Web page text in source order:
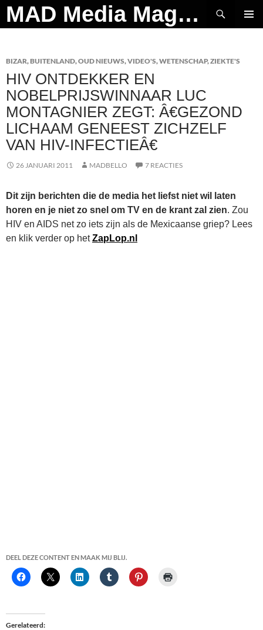
Ga
naar
MAD Media Magazine
Zoeken
BIZAR,BUITENLAND,OUD NIEUWS,VIDEO'S,WETENSCHAP,ZIEKTE'S
HIV ONTDEKKER EN
NOBELPRIJSWINNAAR LUC
MONTAGNIER ZEGT: Â€GEZOND
LICHAAM GENEEST ZICHZELF
VAN HIV-INFECTIEÂ€
26 JANUARI 2011 MADBELLO 7 REACTIES
Dit zijn berichten die de media het liefst niet wil laten
horen en je niet zo snel om TV en de krant zal zien. Zou
HIV en AIDS net zo iets zijn als de Mexicaanse griep? Lees
en klik verder op hetZapLop.nl
DEEL DEZE CONTENT EN MAAK MIJ BLIJ.
Gerelateerd